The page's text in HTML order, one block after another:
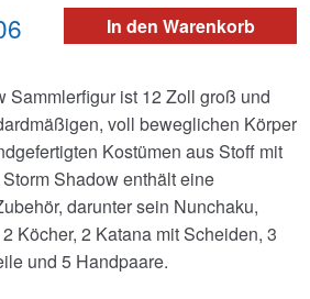
In den Warenkorb
Aktueller
ist:
€172.06.
Sammlerfigur ist 12 Zoll groß und
voll beweglichen Körper
Kostümen aus Stoff mit
Shadow enthält eine
darunter sein Nunchaku,
Köcher, 2 Katana mit Scheiden, 3
und 5 Handpaare.